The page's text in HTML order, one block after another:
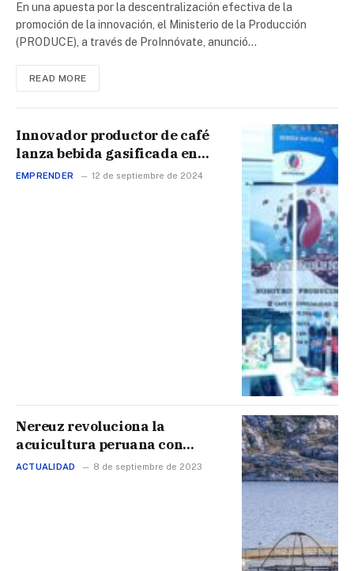
En una apuesta por la descentralización efectiva de la
promoción de la innovación, el Ministerio de la Producción
(PRODUCE), a través de ProInnóvate, anunció…
READ MORE
Innovador productor de café
lanza bebida gasificada en
Puno: ¿El próximo competidor
EMPRENDER 12 de septiembre de 2024
Nereuz revoluciona la
acuicultura peruana con
inteligencia artificial
ACTUALIDAD 8 de septiembre de 2023